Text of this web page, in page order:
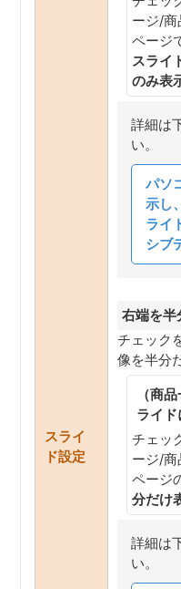
スライ
ド設定
ージ/商
ページ
スライ
のみ表
詳細は
い。
パソ
示し
ライ
シブ
右端を半
チェック
像を半分
（商
ライド
チェッ
ージ/商
ページ
分だけ
詳細は
い。